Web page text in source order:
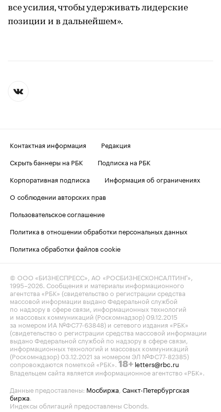
все усилия, чтобы удерживать лидерские
позиции и в дальнейшем».
Контактная информация
Редакция
Скрыть баннеры на РБК
Подписка на РБК
Корпоративная подписка
Информация об ограничениях
О соблюдении авторских прав
Пользовательское соглашение
Политика в отношении обработки персональных данных
Политика обработки файлов cookie
© ООО «БИЗНЕСПРЕСС», АО «РОСБИЗНЕСКОНСАЛТИНГ»,
1995–2026. Сообщения и материалы информационного
агентства «РБК» (свидетельство о регистрации средства
массовой информации выдано Федеральной службой
по надзору в сфере связи, информационных технологий
и массовых коммуникаций (Роскомнадзор) 09.12.2015
за номером ИА №ФС77-63848) и сетевого издания «РБК»
(свидетельство о регистрации средства массовой информации
выдано Федеральной службой по надзору в сфере связи,
информационных технологий и массовых коммуникаций
(Роскомнадзор) 03.12.2021 за номером ЭЛ №ФС77-82385)
сопровождаются пометкой «РБК». 18+ letters@rbc.ru
Владельцем сайта является информационное агентство «РБК».
Данные предоставлены: Мосбиржа, Санкт-Петербургская
биржа.
Индексы облигаций предоставлены Cbonds.